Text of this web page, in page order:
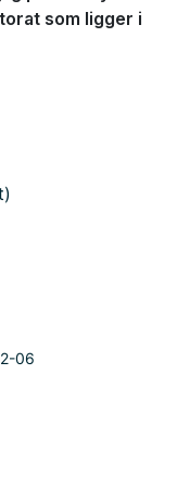
som ligger i
06